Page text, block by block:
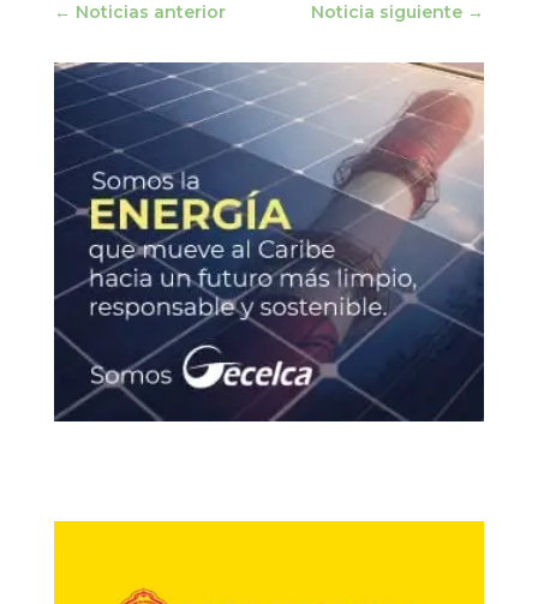
← Noticias anterior Noticia siguiente →